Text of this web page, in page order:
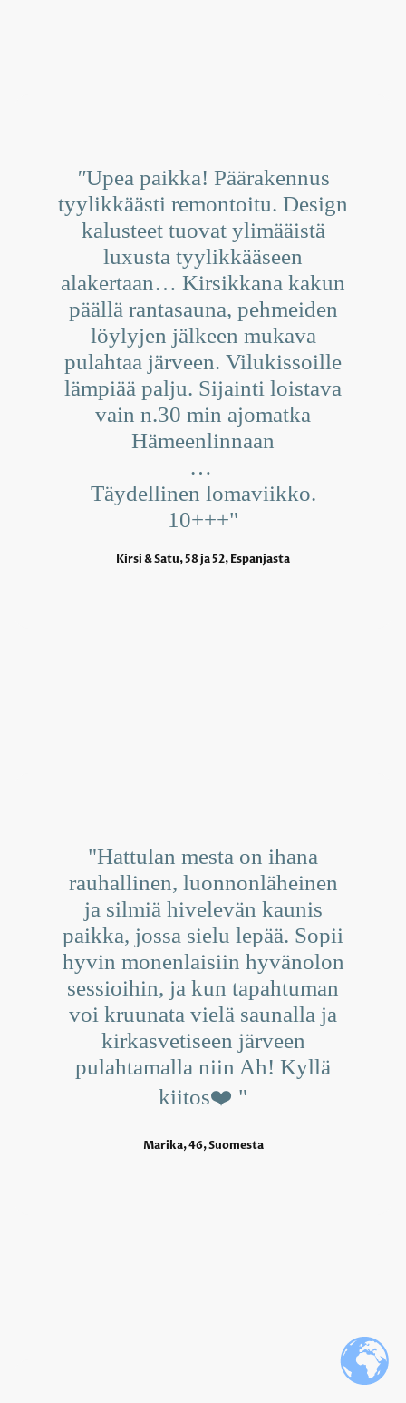
"Upea paikka! Päärakennus
tyylikkäästi remontoitu. Design
kalusteet tuovat ylimääistä
luxusta tyylikkääseen
alakertaan… Kirsikkana kakun
päällä rantasauna, pehmeiden
löylyjen jälkeen mukava
pulahtaa järveen. Vilukissoille
lämpiää palju. Sijainti loistava
vain n.30 min ajomatka
Hämeenlinnaan
…
Täydellinen lomaviikko.
10+++"
Kirsi & Satu, 58 ja 52, Espanjasta
"Hattulan mesta on ihana
rauhallinen, luonnonläheinen
ja silmiä hivelevän kaunis
paikka, jossa sielu lepää. Sopii
hyvin monenlaisiin hyvänolon
sessioihin, ja kun tapahtuman
voi kruunata vielä saunalla ja
kirkasvetiseen järveen
pulahtamalla niin Ah! Kyllä
kiitos❤️ "
Marika, 46, Suomesta